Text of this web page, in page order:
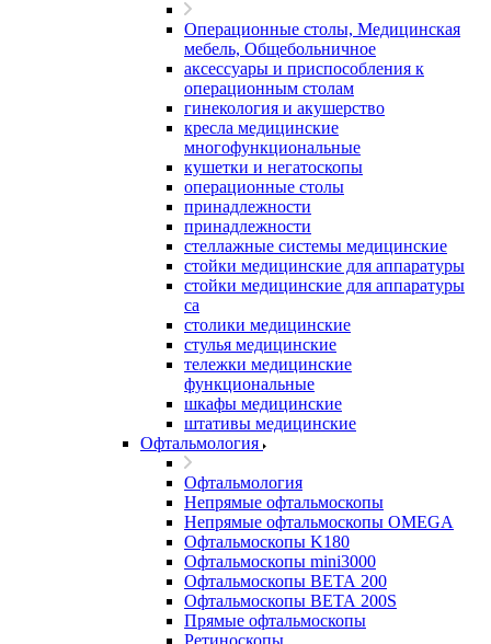
Операционные столы, Медицинская
мебель, Общебольничное
аксессуары и приспособления к
операционным столам
гинекология и акушерство
кресла медицинские
многофункциональные
кушетки и негатоскопы
операционные столы
принадлежности
принадлежности
стеллажные системы медицинские
стойки медицинские для аппаратуры
стойки медицинские для аппаратуры
са
столики медицинские
стулья медицинские
тележки медицинские
функциональные
шкафы медицинские
штативы медицинские
Офтальмология
Офтальмология
Непрямые офтальмоскопы
Непрямые офтальмоскопы OMEGA
Офтальмоскопы K180
Офтальмоскопы mini3000
Офтальмоскопы ВЕТА 200
Офтальмоскопы ВЕТА 200S
Прямые офтальмоскопы
Ретиноскопы